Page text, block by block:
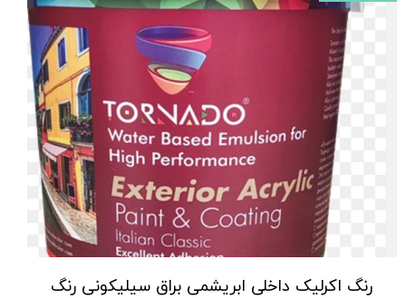
رنگ اکرلیک داخلی ابریشمی براق سیلیکونی رنگ